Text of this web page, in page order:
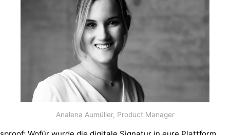
Analena Aumüller, Product Manager